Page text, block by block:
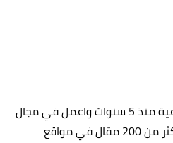
اعمل في مجال مختبرات صناعية منذ 5 سنوات واعمل في مجال
الكتابة منذ ٣ سنوات كتبت اكثر من 200 مقال في مواقع